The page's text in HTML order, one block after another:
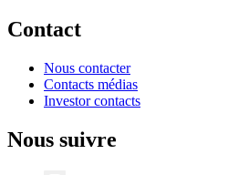
Contact
Nous contacter
Contacts médias
Investor contacts
Nous suivre